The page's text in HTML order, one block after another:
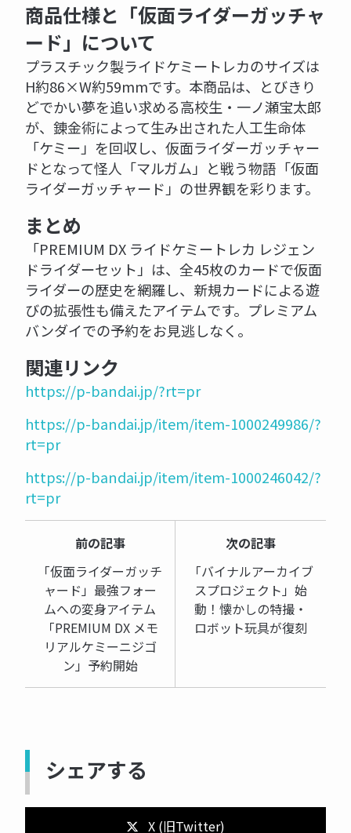
商品仕様と「仮面ライダーガッチャ
ード」について
プラスチック製ライドケミートレカのサイズは
H約86×W約59mmです。本商品は、とびきり
どでかい夢を追い求める高校生・一ノ瀬宝太郎
が、錬金術によって生み出された人工生命体
「ケミー」を回収し、仮面ライダーガッチャー
ドとなって怪人「マルガム」と戦う物語「仮面
ライダーガッチャード」の世界観を彩ります。
まとめ
「PREMIUM DX ライドケミートレカ レジェン
ドライダーセット」は、全45枚のカードで仮面
ライダーの歴史を網羅し、新規カードによる遊
びの拡張性も備えたアイテムです。プレミアム
バンダイでの予約をお見逃しなく。
関連リンク
https://p-bandai.jp/?rt=pr
https://p-bandai.jp/item/item-1000249986/?
rt=pr
https://p-bandai.jp/item/item-1000246042/?
rt=pr
前の記事
「仮面ライダーガッチ
ャード」最強フォー
ムへの変身アイテム
「PREMIUM DX メモ
リアルケミーニジゴ
ン」予約開始
次の記事
「バイナルアーカイブ
スプロジェクト」始
動！懐かしの特撮・
ロボット玩具が復刻
シェアする
X (旧Twitter)